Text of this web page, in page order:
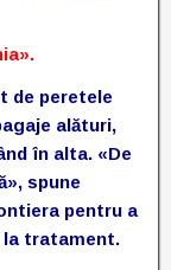
de peretele
alături,
în alta. «De
spune
pentru a
la tratament.